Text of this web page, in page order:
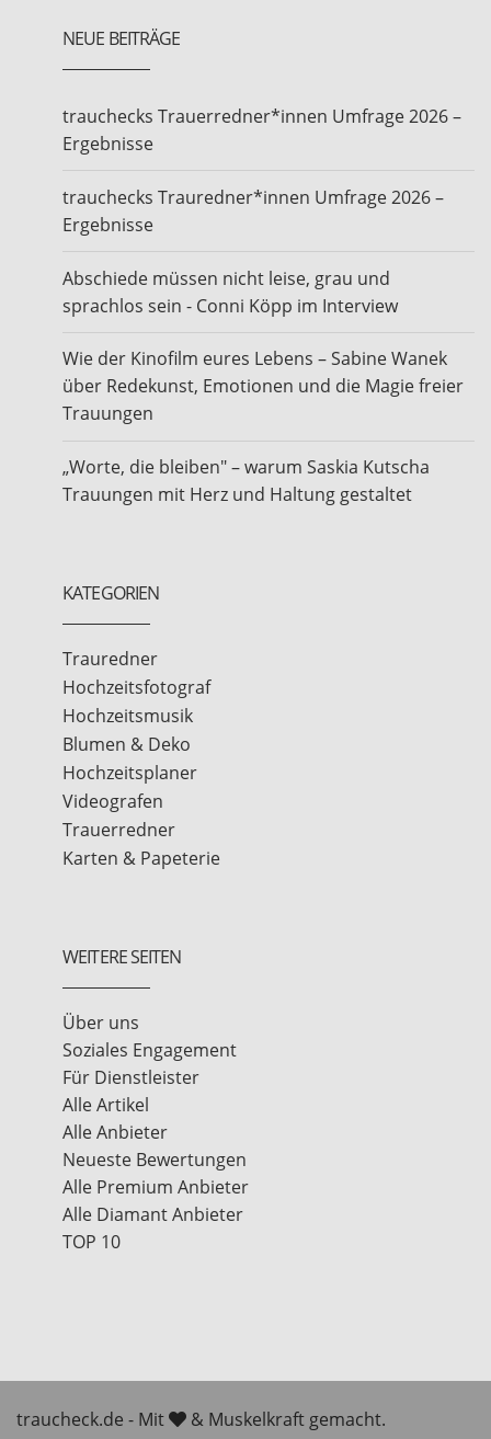
NEUE BEITRÄGE
trauchecks Trauerredner*innen Umfrage 2026 –
Ergebnisse
trauchecks Trauredner*innen Umfrage 2026 –
Ergebnisse
Abschiede müssen nicht leise, grau und
sprachlos sein - Conni Köpp im Interview
Wie der Kinofilm eures Lebens – Sabine Wanek
über Redekunst, Emotionen und die Magie freier
Trauungen
„Worte, die bleiben" – warum Saskia Kutscha
Trauungen mit Herz und Haltung gestaltet
KATEGORIEN
Trauredner
Hochzeitsfotograf
Hochzeitsmusik
Blumen & Deko
Hochzeitsplaner
Videografen
Trauerredner
Karten & Papeterie
WEITERE SEITEN
Über uns
Soziales Engagement
Für Dienstleister
Alle Artikel
Alle Anbieter
Neueste Bewertungen
Alle Premium Anbieter
Alle Diamant Anbieter
TOP 10
traucheck.de - Mit & Muskelkraft gemacht.